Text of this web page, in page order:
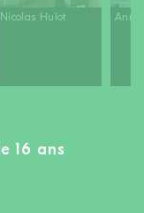
Nicolas Hulot Anna
16 ans